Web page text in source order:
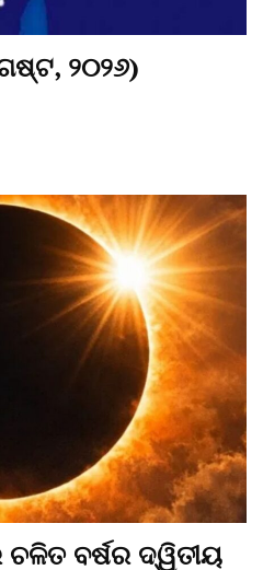
୨୦୨୬)
ଚଳିତ ବର୍ଷର ଦ୍ୱିତୀୟ